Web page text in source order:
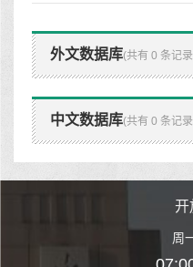
外文数据库(共有 0 条记录
中文数据库(共有 0 条记录
开
周